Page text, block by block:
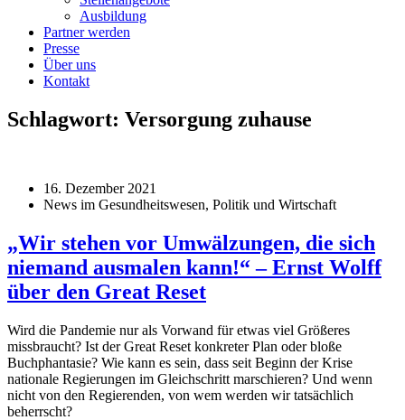
Ausbildung
Partner werden
Presse
Über uns
Kontakt
Schlagwort: Versorgung zuhause
16. Dezember 2021
News im Gesundheitswesen, Politik und Wirtschaft
„Wir stehen vor Umwälzungen, die sich
niemand ausmalen kann!“ – Ernst Wolff
über den Great Reset
Wird die Pandemie nur als Vorwand für etwas viel Größeres
missbraucht? Ist der Great Reset konkreter Plan oder bloße
Buchphantasie? Wie kann es sein, dass seit Beginn der Krise
nationale Regierungen im Gleichschritt marschieren? Und wenn
nicht von den Regierenden, von wem werden wir tatsächlich
beherrscht?